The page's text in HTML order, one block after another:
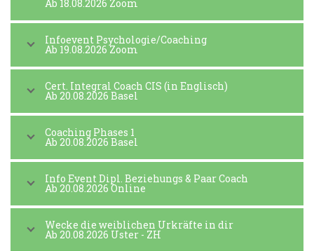
Ab 18.08.2026 Zoom
Infoevent Psychologie/Coaching
Ab 19.08.2026 Zoom
Cert. Integral Coach CIS (in Englisch)
Ab 20.08.2026 Basel
Coaching Phases 1
Ab 20.08.2026 Basel
Info Event Dipl. Beziehungs & Paar Coach
Ab 20.08.2026 Online
Wecke die weiblichen Urkräfte in dir
Ab 20.08.2026 Uster - ZH